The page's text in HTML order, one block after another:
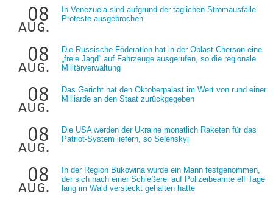
08
aug.
In Venezuela sind aufgrund der täglichen Stromausfälle
Proteste ausgebrochen
08
aug.
Die Russische Föderation hat in der Oblast Cherson eine
„freie Jagd“ auf Fahrzeuge ausgerufen, so die regionale
Militärverwaltung
08
aug.
Das Gericht hat den Oktoberpalast im Wert von rund einer
Milliarde an den Staat zurückgegeben
08
aug.
Die USA werden der Ukraine monatlich Raketen für das
Patriot-System liefern, so Selenskyj
08
aug.
In der Region Bukowina wurde ein Mann festgenommen,
der sich nach einer Schießerei auf Polizeibeamte elf Tage
lang im Wald versteckt gehalten hatte